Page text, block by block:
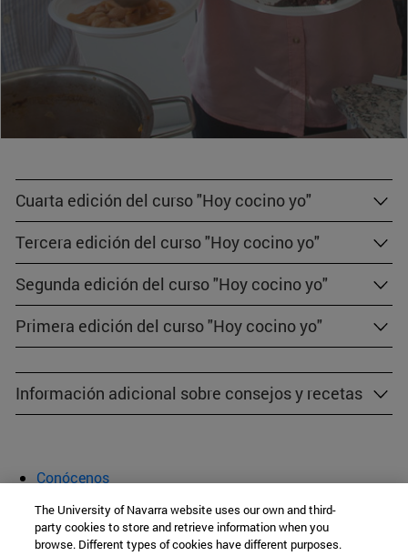
Cuarta edición del curso "Hoy cocino yo"
Tercera edición del curso "Hoy cocino yo"
Segunda edición del curso "Hoy cocino yo"
Primera edición del curso "Hoy cocino yo"
Información adicional sobre consejos y recetas
Conócenos
Actividades
The University of Navarra website uses our own and third-
party cookies to store and retrieve information when you
browse. Different types of cookies have different purposes.